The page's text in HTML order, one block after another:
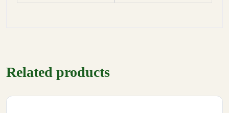
Related products